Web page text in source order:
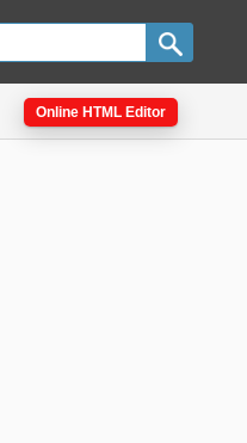
Online HTML Editor